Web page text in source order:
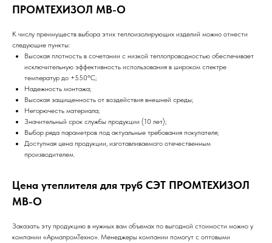
ПРОМТЕХИЗОЛ МВ-О
К числу преимуществ выбора этих теплоизолирующих изделий можно отнести
следующие пункты:
Высокая плотность в сочетании с низкой теплопроводностью обеспечивает
исключительную эффективность использования в широком спектре
температур до +550ºС;
Надежность монтажа;
Высокая защищенность от воздействия внешней среды;
Негорючесть материала;
Значительный срок службы продукции (10 лет);
Выбор ряда параметров под актуальные требования покупателя;
Доступная цена продукции, изготавливаемого отечественным
производителем.
Цена утеплителя для труб СЭТ ПРОМТЕХИЗОЛ
МВ-О
Заказать эту продукцию в нужных вам объемах по выгодной стоимости можно у
компании «АрмапромТехно». Менеджеры компании помогут с оптовыми